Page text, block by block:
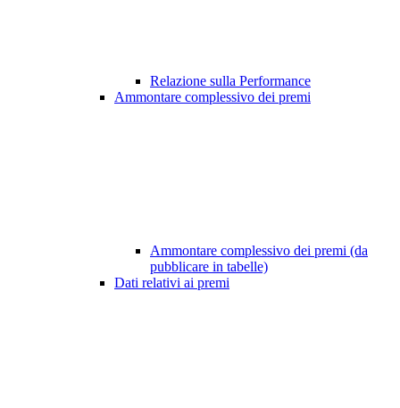
Relazione sulla Performance
Ammontare complessivo dei premi
Ammontare complessivo dei premi (da
pubblicare in tabelle)
Dati relativi ai premi